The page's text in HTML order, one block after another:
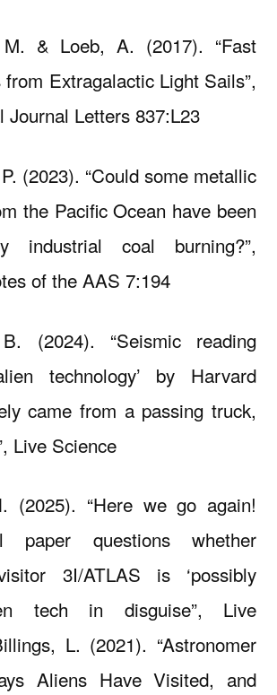
& Loeb, A. (2017). “Fast
Extragalactic Light Sails”,
Journal Letters 837:L23
(2023). “Could some metallic
the Pacific Ocean have been
industrial coal burning?”,
of the AAS 7:194
(2024). “Seismic reading
technology’ by Harvard
came from a passing truck,
Live Science
(2025). “Here we go again!
paper questions whether
3I/ATLAS is ‘possibly
tech in disguise”, Live
L. (2021). “Astronomer
Aliens Have Visited, and